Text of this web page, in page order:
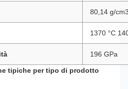
80,14 g/
1370 °C
196 GPa
tipiche per tipo di prodotto